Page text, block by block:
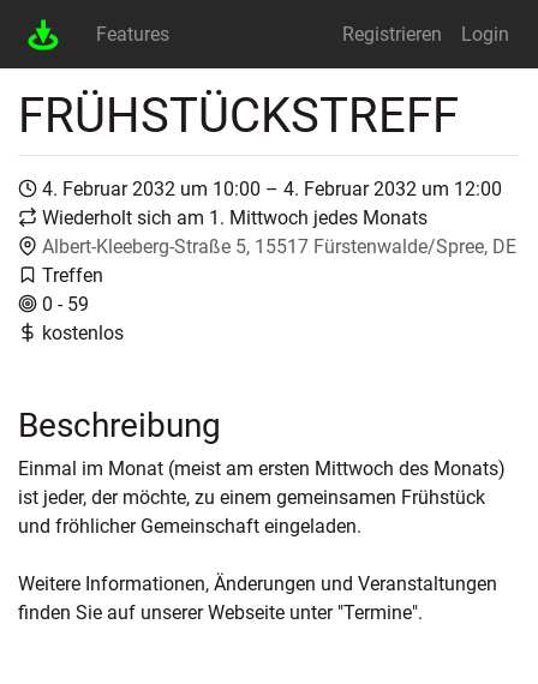
Features Registrieren Login
FRÜHSTÜCKSTREFF
4. Februar 2032 um 10:00 – 4. Februar 2032 um 12:00
Wiederholt sich am 1. Mittwoch jedes Monats
Albert-Kleeberg-Straße 5, 15517 Fürstenwalde/Spree, DE
Treffen
0 - 59
kostenlos
Beschreibung
Einmal im Monat (meist am ersten Mittwoch des Monats)
ist jeder, der möchte, zu einem gemeinsamen Frühstück
und fröhlicher Gemeinschaft eingeladen.
Weitere Informationen, Änderungen und Veranstaltungen
finden Sie auf unserer Webseite unter "Termine".